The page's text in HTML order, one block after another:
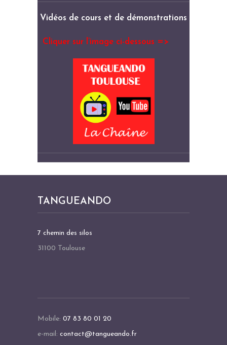
Vidéos de cours et de démonstrations
Cliquer sur l’image ci-dessous =>
TANGUEANDO
7 chemin des silos
31100 Toulouse
Mobile: 07 83 80 01 20
e-mail: contact@tangueando.fr